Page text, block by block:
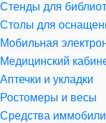
Стенды для
Столы для
Мобильная
Медицинский
Аптечки и укладки
Ростомеры и весы
Средства